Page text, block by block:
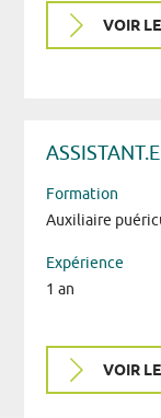
VOIR
Formation
Auxiliaire
Expérience
1 an
VOIR